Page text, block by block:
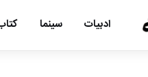
ادبیات سینما